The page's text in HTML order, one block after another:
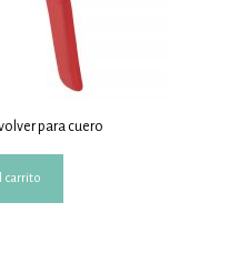
para cuero
carrito